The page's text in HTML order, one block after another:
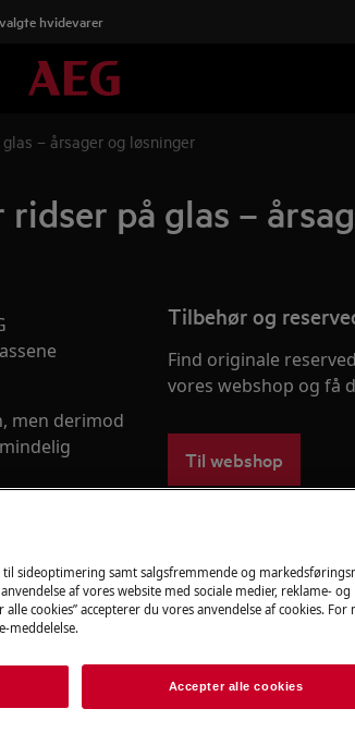
hvidevarer
– årsager og løsninger
på glas –
men derimod
Tilbehør og
Find originale
vores webshop og få
Til webshop
Find din
Få hjælp, find
Find manualen
sideoptimering samt salgsfremmende og
af vores website med sociale medier, reklame- og
alle cookies” accepterer du vores anvendelse af cookies. For
meddelelse.
Accepter alle cookies